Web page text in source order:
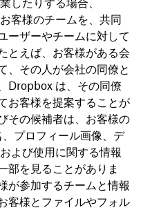
したりする場合、
客様のチームを、共同
ーザーやチームに対して
とえば、お客様がある会
、その人が会社の同僚と
Dropbox は、その同僚
お客様を提案することが
その候補者は、お客様の
プロフィール画像、デ
よび使用に関する情報
部を見ることがありま
が参加するチームと情報
客様とファイルやフォル